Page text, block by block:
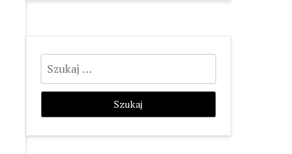
Szukaj: